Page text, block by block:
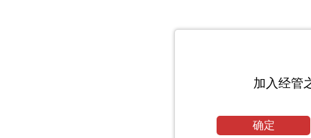
加入经管
确定